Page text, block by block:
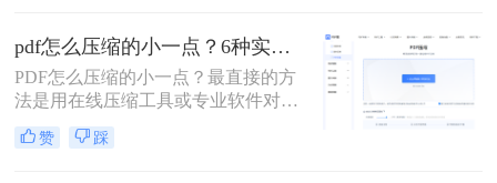
何压缩pdf大小呢？本文将介绍两种常
用的PDF压缩方法，以帮助您更好地
压缩PDF文件。
pdf怎么压缩的小一点？6种实用方法详解（2026最新）
PDF怎么压缩的小一点？最直接的方
法是用在线压缩工具或专业软件对
PDF文件进行重新编码和优化，通过
降低图片分辨率、压缩内嵌字体、去
赞 踩